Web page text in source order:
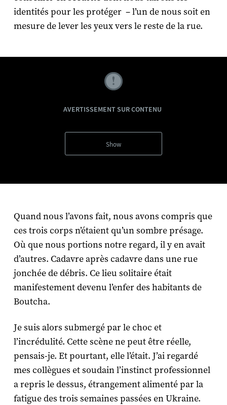
identités pour les protéger – l’un de nous soit en
mesure de lever les yeux vers le reste de la rue.
AVERTISSEMENT SUR CONTENU
Show
Quand nous l’avons fait, nous avons compris que
ces trois corps n’étaient qu’un sombre présage.
Où que nous portions notre regard, il y en avait
d’autres. Cadavre après cadavre dans une rue
jonchée de débris. Ce lieu solitaire était
manifestement devenu l’enfer des habitants de
Boutcha.
Je suis alors submergé par le choc et
l’incrédulité. Cette scène ne peut être réelle,
pensais-je. Et pourtant, elle l’était. J’ai regardé
mes collègues et soudain l’instinct professionnel
a repris le dessus, étrangement alimenté par la
fatigue des trois semaines passées en Ukraine.